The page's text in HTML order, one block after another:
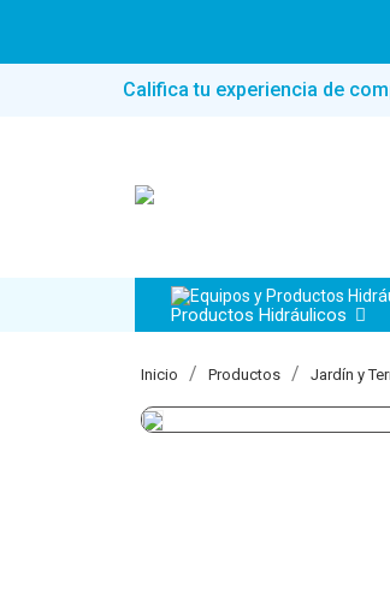
Califica tu experiencia de
Productos Hidráulicos
Inicio Productos Jardín y